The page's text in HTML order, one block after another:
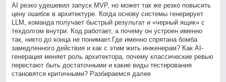
AI резко удешевил запуск MVP, но может так же резко повысить
цену ошибок в архитектуре. Когда основу системы генерирует
LLM, команда получает быстрый результат и «черный ящик» с
техдолгом внутри. Код работает, а почему он устроен именно
так, никто до конца не понимает.Где именно спрятана бомба
замедленного действия и как с этим жить инженерам? Как AI-
генерация меняет роль архитектора, почему классические ревью
перестают быть достаточными и какие виды тестирования
становятся критичными? Разбираемся далее